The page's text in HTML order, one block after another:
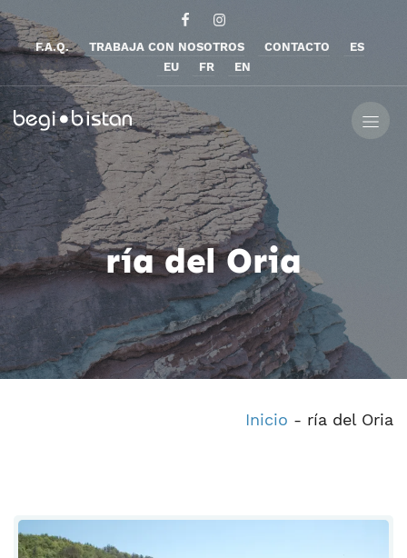
F.A.Q. TRABAJA CON NOSOTROS CONTACTO
ES
EU
FR EN
ría del Oria
Inicio - ría del Oria